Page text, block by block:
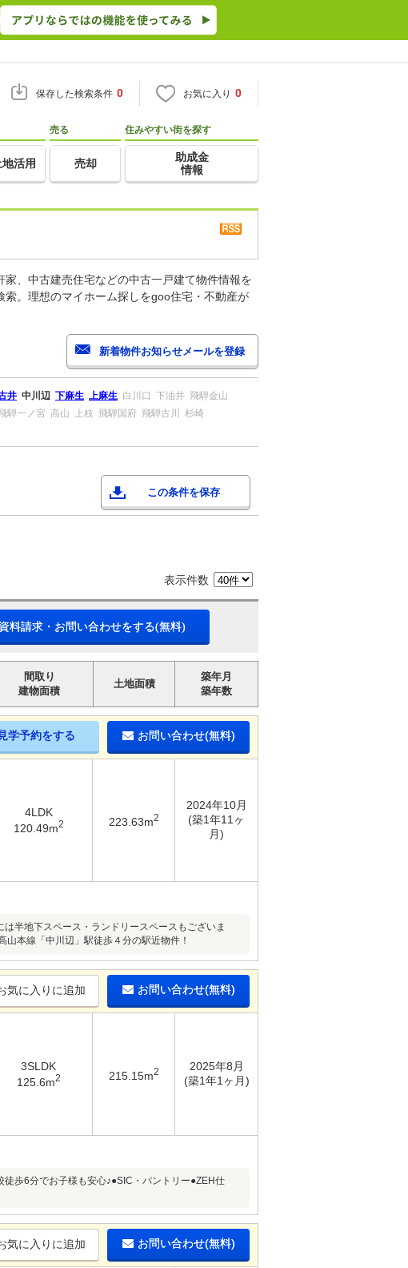
保存した検索条件 0 お気に入り 0
地活用
売る
売却
住みやすい街を探す
助成金
情報
、中古建売住宅などの中古一戸建て物件情報を
。理想のマイホーム探しをgoo住宅・不動産が
井 中川辺 下麻生 上麻生 白川口 下油井 飛騨金山
騨一ノ宮 高山 上枝 飛騨国府 飛騨古川
杉崎
この条件を保存
表示件数
資料請求・お問い合わせをする(無料)
間取り
建物面積
土地面積
築年月
築年数
見学予約をする お問い合わせ(無料)
4LDK
120.49m2 223.63m2
2024年10月
(築1年11ヶ
月)
半地下スペース・ランドリースペースもございま
本線「中川辺」駅徒歩４分の駅近物件！
気に入りに追加 お問い合わせ(無料)
3SLDK
125.6m2 215.15m2
2025年8月
(築1年1ヶ月)
歩6分でお子様も安心♪●SIC・パントリー●ZEH仕
気に入りに追加 お問い合わせ(無料)